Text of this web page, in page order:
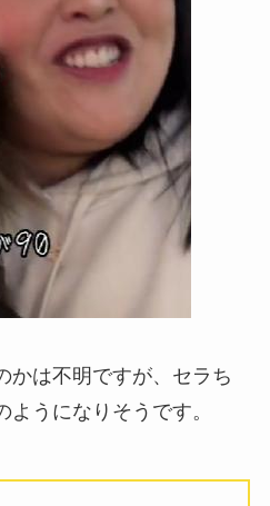
かは不明ですが、セラち
うになりそうです。